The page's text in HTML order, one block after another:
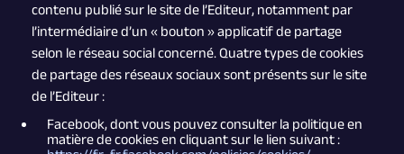
contenu publié sur le site de l’Editeur, notamment par
l’intermédiaire d’un « bouton » applicatif de partage
selon le réseau social concerné. Quatre types de cookies
de partage des réseaux sociaux sont présents sur le site
de l’Editeur :
Facebook, dont vous pouvez consulter la politique en
matière de cookies en cliquant sur le lien suivant :